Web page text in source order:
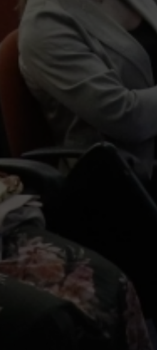
Escolha a vaga
quer
vagas para início de
vagas a partir do 2º ano de